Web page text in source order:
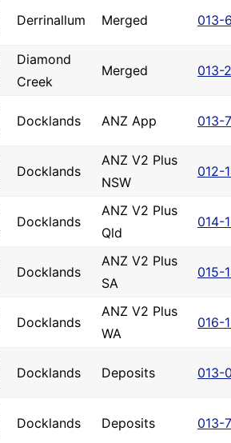
Derrinallum Merged 013-
Diamond
Creek
Merged 013-
Docklands ANZ App 013-
Docklands
ANZ V2 Plus
NSW
012-
Docklands
ANZ V2 Plus
Qld
014-
Docklands
ANZ V2 Plus
SA
015-
Docklands
ANZ V2 Plus
WA
016-
Docklands Deposits 013-
Docklands Deposits 013-